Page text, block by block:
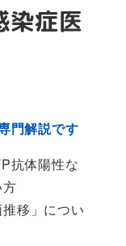
染症医
門解説です
抗体陽性な
移」につい